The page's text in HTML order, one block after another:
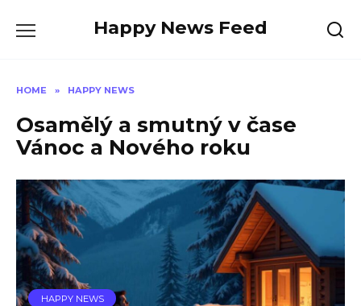
Happy News Feed
HOME » HAPPY NEWS
Osamělý a smutný v čase
Vánoc a Nového roku
HAPPY NEWS